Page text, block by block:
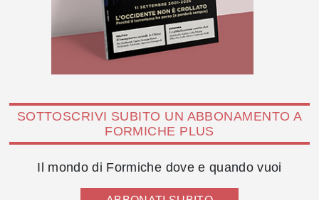
SOTTOSCRIVI SUBITO UN ABBONAMENTO A
FORMICHE PLUS
Il mondo di Formiche dove e quando vuoi